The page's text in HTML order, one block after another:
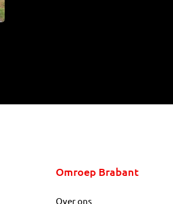
Omroep Brabant
Over ons